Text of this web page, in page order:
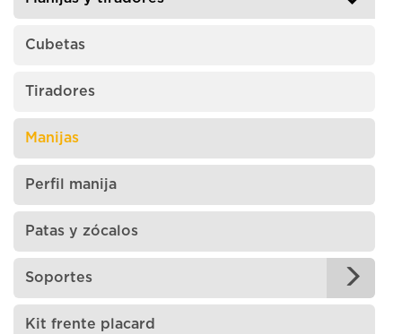
Cubetas
Tiradores
Manijas
Perfil manija
Patas y zócalos
Soportes
Kit frente placard